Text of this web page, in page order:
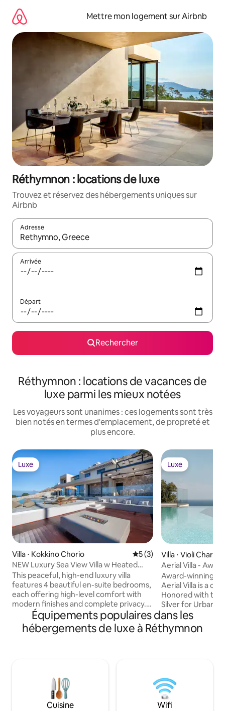
directement
contenu
Mettre mon logement sur Airbnb
Réthymnon : locations de luxe
Trouvez et réservez des hébergements uniques sur
Airbnb
Adresse
Lorsque les résultats s'affichent, utilisez les flèches vers le
Arrivée
Départ
Rechercher
Réthymnon : locations de vacances de
luxe parmi les mieux notées
Les voyageurs sont unanimes : ces logements sont très
bien notés en termes d'emplacement, de propreté et
plus encore.
Luxe
Luxe
Villa ⋅ Kokkino Chorio Évaluation moyenne sur
5 (3)
NEW Luxury Sea View Villa w Heated
Infinity Pool
This peaceful, high-end luxury villa
features 4 beautiful en-suite bedrooms,
each offering high-level comfort with
modern finishes and complete privacy.
The villa has been thoughtfully built with
premium materials throughout, creating
a stylish and relaxing atmosphere the
with with Hydromassage jets , perfect
for unwinding after a day of exploring.
Luxe
Luxe
Villa ⋅ Violi Charaki
Aerial Villa -
Retreat
Award-winning
Aerial Villa is a
Honored with the
Silver for Urban
2024 Tourism
Villa of the Year,
standard for luxury
Crete’s most
it a perfect base
relaxation.
Équipements populaires dans les
hébergements de luxe à Réthymnon
Cuisine Wifi